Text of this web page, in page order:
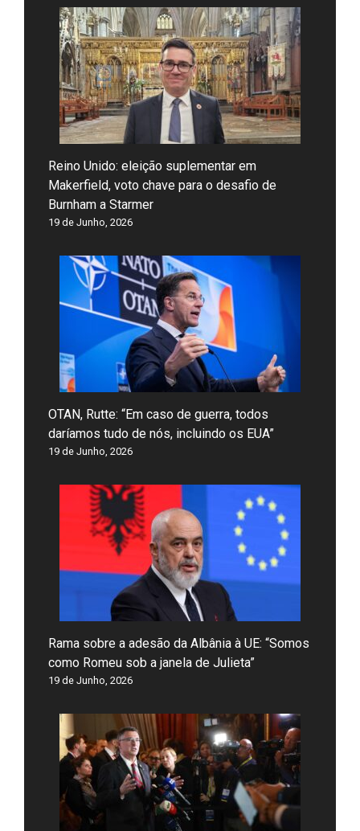
Reino Unido: eleição suplementar em
Makerfield, voto chave para o desafio de
Burnham a Starmer
19 de Junho, 2026
OTAN, Rutte: “Em caso de guerra, todos
daríamos tudo de nós, incluindo os EUA”
19 de Junho, 2026
Rama sobre a adesão da Albânia à UE: “Somos
como Romeu sob a janela de Julieta”
19 de Junho, 2026